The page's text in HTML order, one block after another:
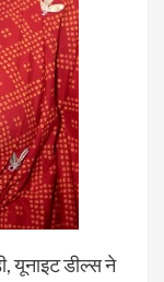
यूनाइट डील्स ने